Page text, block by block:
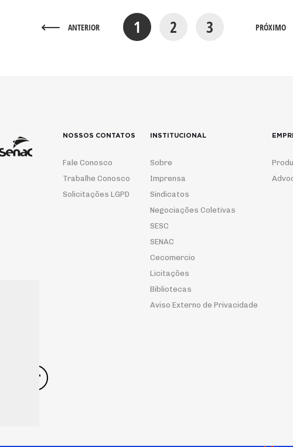
ANTERIOR 1 2 3 PRÓXIMO
NOSSOS CONTATOS
Fale Conosco
Trabalhe Conosco
Solicitações LGPD
INSTITUCIONAL
Sobre
Imprensa
Sindicatos
Negociações Coletivas
SESC
SENAC
Cecomercio
Licitações
Bibliotecas
Aviso Externo de Privacidade